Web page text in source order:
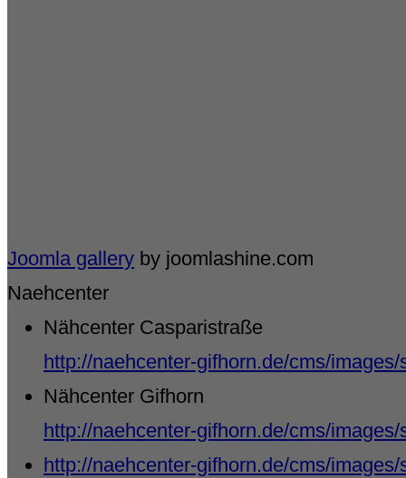
Joomla gallery by joomlashine.com
Naehcenter
Nähcenter Casparistraße
http://naehcenter-gifhorn.de/cms/
Nähcenter Gifhorn
http://naehcenter-gifhorn.de/cms/
http://naehcenter-gifhorn.de/cms/